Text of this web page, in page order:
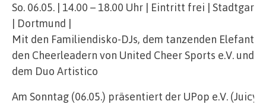
So. 06.05. | 14.00 – 18.00 Uhr | Eintritt frei |
| Dortmund |
Mit den Familiendisko-DJs, dem tanzenden
den Cheerleadern von United Cheer Sports e.V. und
dem Duo Artistico
Am Sonntag (06.05.) präsentiert der UPop e.V. (Juicy